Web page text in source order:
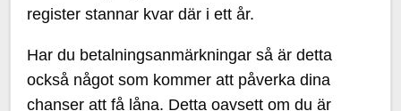
register stannar kvar där i ett år.
Har du betalningsanmärkningar så är detta
också något som kommer att påverka dina
chanser att få låna. Detta oavsett om du är